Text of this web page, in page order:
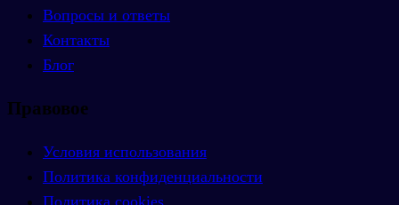
Вопросы и ответы
Контакты
Блог
Правовое
Условия использования
Политика конфиденциальности
Политика cookies